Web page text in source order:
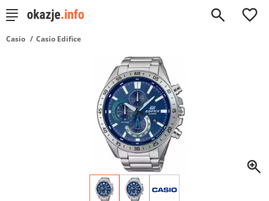
0
Casio Casio Edifice